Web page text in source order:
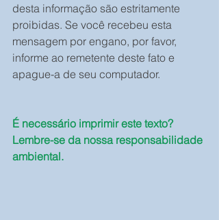
desta informação são estritamente
proibidas. Se você recebeu esta
mensagem por engano, por favor,
informe ao remetente deste fato e
apague-a de seu computador.
É necessário imprimir este texto?
Lembre-se da nossa responsabilidade
ambiental.